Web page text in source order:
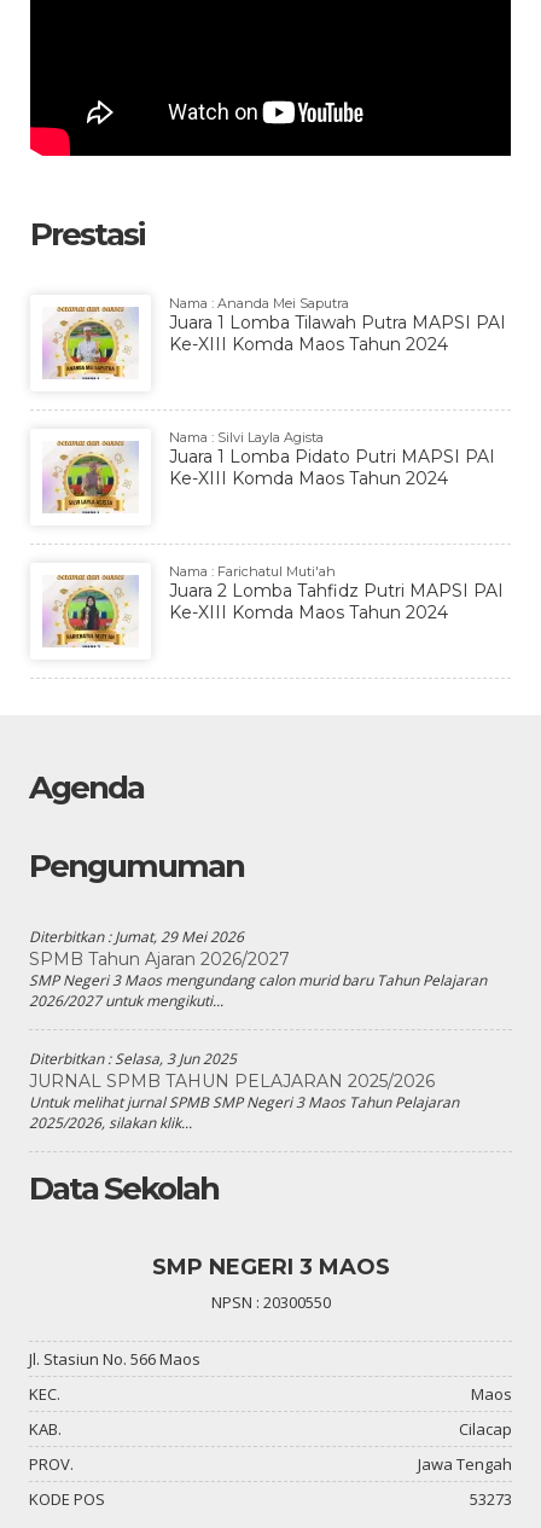
Prestasi
Nama : Ananda Mei Saputra
Juara 1 Lomba Tilawah Putra MAPSI PAI
Ke-XIII Komda Maos Tahun 2024
Nama : Silvi Layla Agista
Juara 1 Lomba Pidato Putri MAPSI PAI
Ke-XIII Komda Maos Tahun 2024
Nama : Farichatul Muti'ah
Juara 2 Lomba Tahfidz Putri MAPSI PAI
Ke-XIII Komda Maos Tahun 2024
Agenda
Pengumuman
Diterbitkan :Jumat, 29 Mei 2026
SPMB Tahun Ajaran 2026/2027
SMP Negeri 3 Maos mengundang calon murid baru Tahun Pelajaran
2026/2027 untuk mengikuti...
Diterbitkan :Selasa, 3 Jun 2025
JURNAL SPMB TAHUN PELAJARAN 2025/2026
Untuk melihat jurnal SPMB SMP Negeri 3 Maos Tahun Pelajaran
2025/2026, silakan klik...
Data Sekolah
SMP NEGERI 3 MAOS
NPSN : 20300550
Jl. Stasiun No. 566 Maos
KEC.
Maos
KAB.
Cilacap
PROV.
Jawa Tengah
KODE POS
53273